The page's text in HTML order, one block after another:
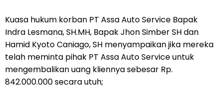
Kuasa hukum korban PT Assa Auto Service Bapak
Indra Lesmana, SH.MH, Bapak Jhon Simber SH dan
Hamid Kyoto Caniago, SH menyampaikan jika mereka
telah meminta pihak PT Assa Auto Service untuk
mengembalikan uang kliennya sebesar Rp.
842.000.000 secara utuh;